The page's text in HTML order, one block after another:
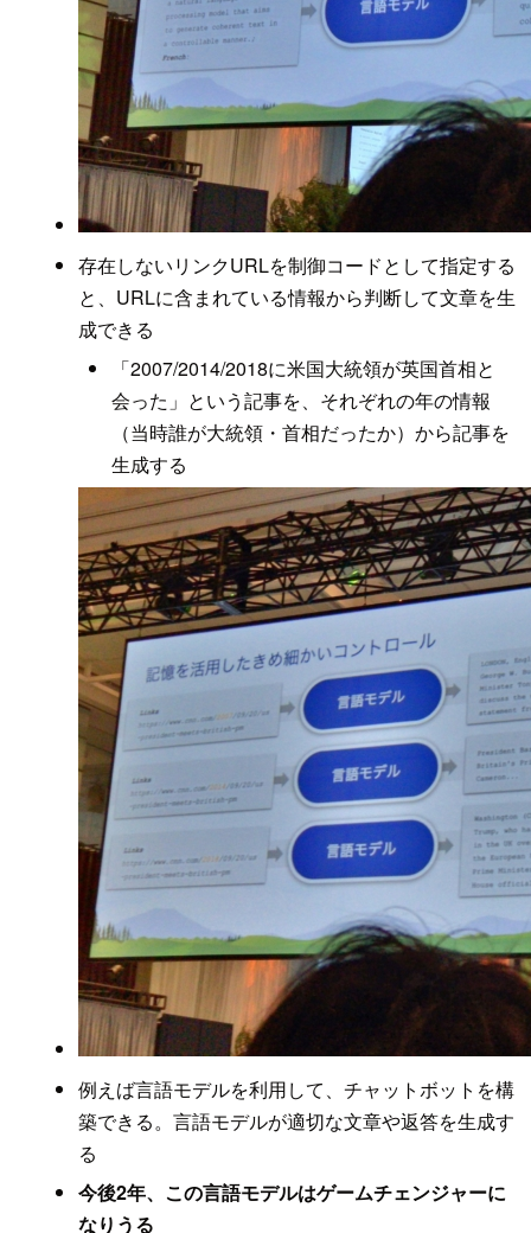
存在しないリンクURLを制御コードとして指定する
と、URLに含まれている情報から判断して文章を生
成できる
「2007/2014/2018に米国大統領が英国首相と
会った」という記事を、それぞれの年の情報
（当時誰が大統領・首相だったか）から記事を
生成する
例えば言語モデルを利用して、チャットボットを構
築できる。言語モデルが適切な文章や返答を生成す
る
今後2年、この言語モデルはゲームチェンジャーに
なりうる